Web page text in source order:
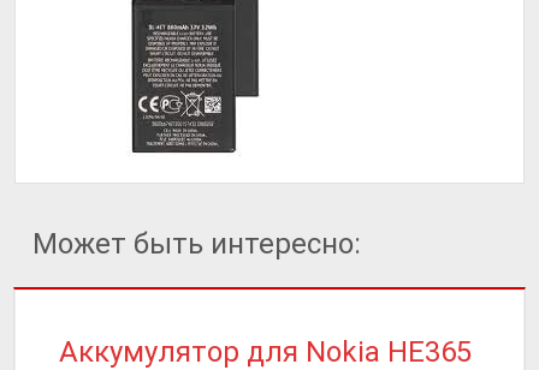
Может быть интересно:
Аккумулятор для Nokia HE365